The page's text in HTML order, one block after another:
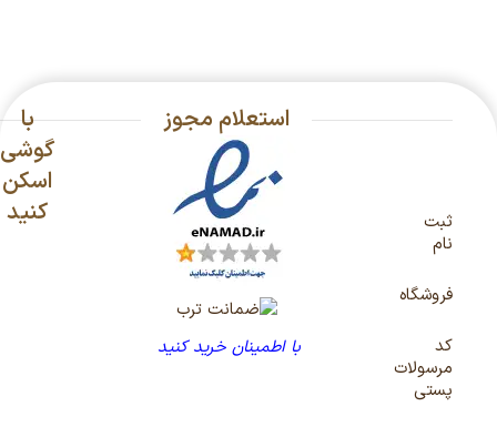
ثبت
نام
فروشگاه
کد
مرسولات
پستی
استعلام مجوز
با اطمینان خرید کنید
با
گوشی
اسکن
کنید